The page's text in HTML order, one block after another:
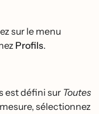
sur le menu
Profils.
est défini sur Toutes
sélectionnez